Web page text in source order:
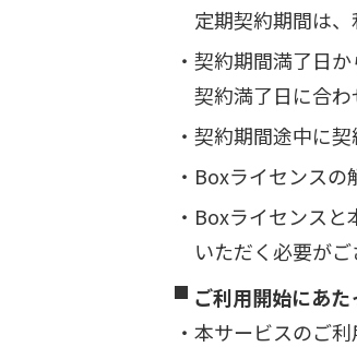
定期契約期間は
契約期間満了日
契約満了日に合
契約期間途中に契
Boxライセンスの
Boxライセンスと
いただく必要がご
ご利用開始にあた
本サービスのご